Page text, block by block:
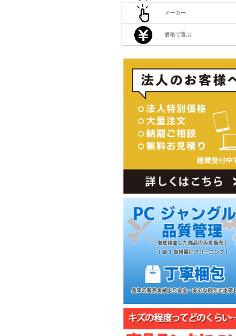
メーカー
価格で選ぶ